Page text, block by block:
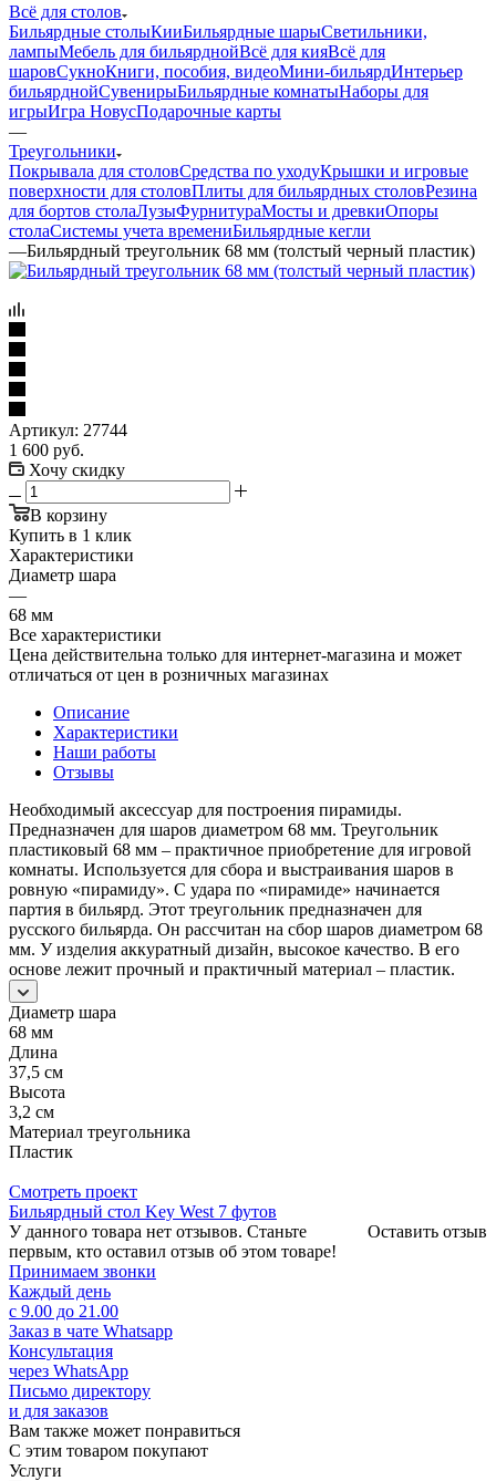
Всё для столов
Бильярдные столыКииБильярдные шарыСветильники,
лампыМебель для бильярднойВсё для кияВсё для
шаровСукноКниги, пособия, видеоМини-бильярдИнтерьер
бильярднойСувенирыБильярдные комнатыНаборы для
игрыИгра НовусПодарочные карты
—
Треугольники
Покрывала для столовСредства по уходуКрышки и игровые
поверхности для столовПлиты для бильярдных столовРезина
для бортов столаЛузыФурнитураМосты и древкиОпоры
столаСистемы учета времениБильярдные кегли
—Бильярдный треугольник 68 мм (толстый черный пластик)
Артикул: 27744
1 600 руб.
Хочу скидку
В корзину
Купить в 1 клик
Характеристики
Диаметр шара
—
68 мм
Все характеристики
Цена действительна только для интернет-магазина и может
отличаться от цен в розничных магазинах
Описание
Характеристики
Наши работы
Отзывы
Необходимый аксессуар для построения пирамиды.
Предназначен для шаров диаметром 68 мм. Треугольник
пластиковый 68 мм – практичное приобретение для игровой
комнаты. Используется для сбора и выстраивания шаров в
ровную «пирамиду». С удара по «пирамиде» начинается
партия в бильярд. Этот треугольник предназначен для
русского бильярда. Он рассчитан на сбор шаров диаметром 68
мм. У изделия аккуратный дизайн, высокое качество. В его
основе лежит прочный и практичный материал – пластик.
Диаметр шара
68 мм
Длина
37,5 см
Высота
3,2 см
Материал треугольника
Пластик
Смотреть проект
Бильярдный стол Key West 7 футов
Оставить отзыв
У данного товара нет отзывов. Станьте
первым, кто оставил отзыв об этом товаре!
Принимаем звонки
Каждый день
с 9.00 до 21.00
Заказ в чате Whatsapp
Консультация
через WhatsApp
Письмо директору
и для заказов
Вам также может понравиться
С этим товаром покупают
Услуги